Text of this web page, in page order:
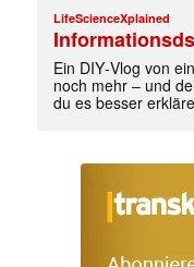
LifeScienceXplained
Ein DIY‑Vlog von
noch mehr – und
du es besser